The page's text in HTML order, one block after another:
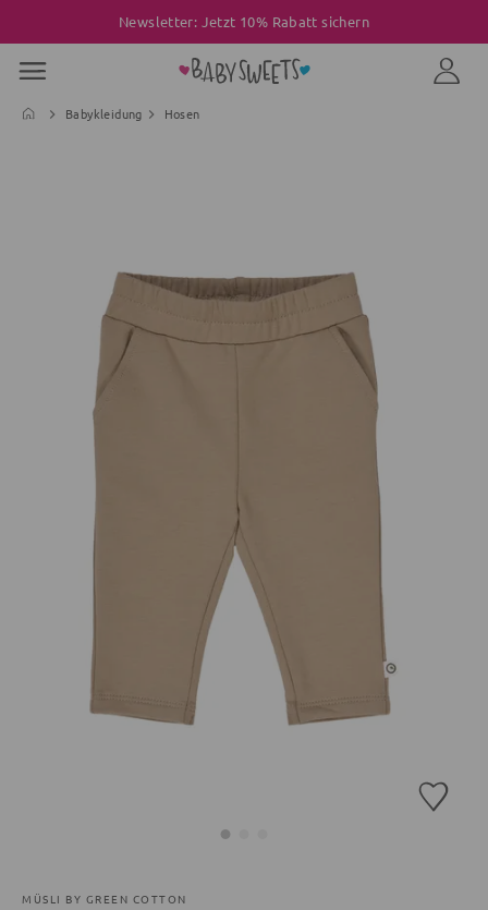
Newsletter: Jetzt 10% Rabatt sichern
Babykleidung Hosen
MÜSLI BY GREEN COTTON